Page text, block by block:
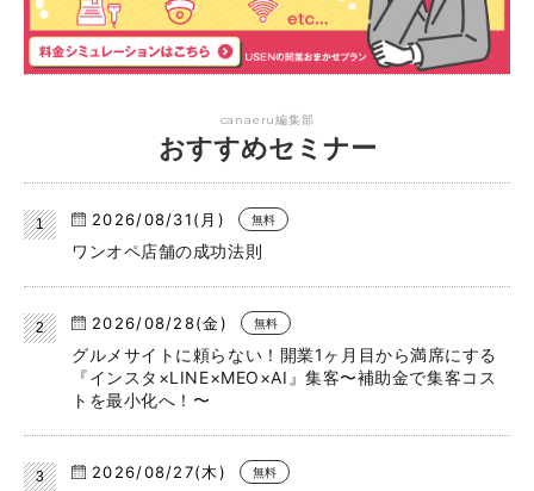
canaeru編集部
おすすめセミナー
2026/08/31(月) 無料
ワンオペ店舗の成功法則
2026/08/28(金) 無料
グルメサイトに頼らない！開業1ヶ月目から満席にする
『インスタ×LINE×MEO×AI』集客〜補助金で集客コス
トを最小化へ！〜
2026/08/27(木) 無料